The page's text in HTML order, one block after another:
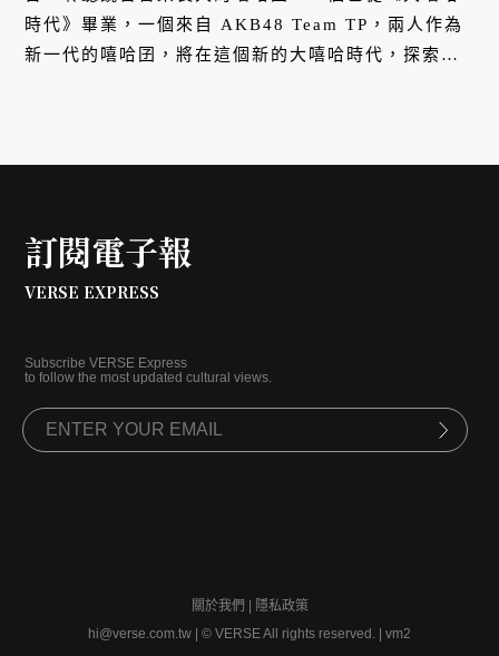
時代》畢業，一個來自 AKB48 Team TP，兩人作為
新一代的嘻哈囝，將在這個新的大嘻哈時代，探索更
訂閱電子報
VERSE EXPRESS
Subscribe VERSE Express
to follow the most updated cultural views.
關於我們
隱私政策
hi@verse.com.tw
© VERSE All rights reserved. | vm2